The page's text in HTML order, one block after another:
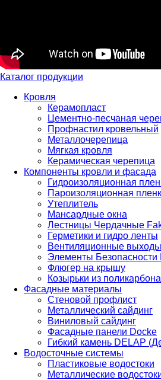
Каталог продукции
Кровля
Керамопласт
Цементно-песчаная
Профнастил кровельный
Металлочерепица
Мягкая кровля
Керамическая черепица
Компоненты кровли и фасада
Гидроизоляционная
Пароизоляционная
Утеплитель
Мансардные окна
Лестницы Чердачные
Герметики и гидро ленты
Вентиляционные
Элементы Безопасности
Флюгер на крышу
Козырьки из
Фасадные материалы
Стеновой профлист
Металлический сайдинг
Виниловый сайдинг
Фасадные панели Docke
Гибкий камень DELAP
Водосточные системы
Пластиковые водостоки
Металлические